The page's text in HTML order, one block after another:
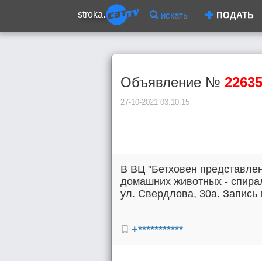
stroka. искать ПОДАТЬ
Объявление № 22635
27-10-2021 03:10:15
В ВЦ "Бетховен
домашних животных -
ул. Свердлова, 30а. Запись
+***********